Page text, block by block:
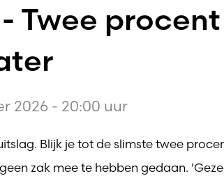
Twee
2026 - 20:00 uur
Blijk je tot de slimste twee
zak mee te hebben gedaan.